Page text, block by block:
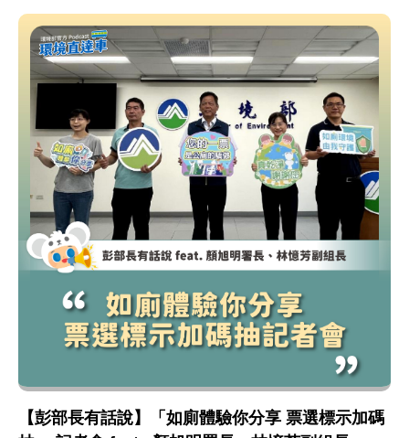
【彭部長有話說】「如廁體驗你分享 票選標示加碼